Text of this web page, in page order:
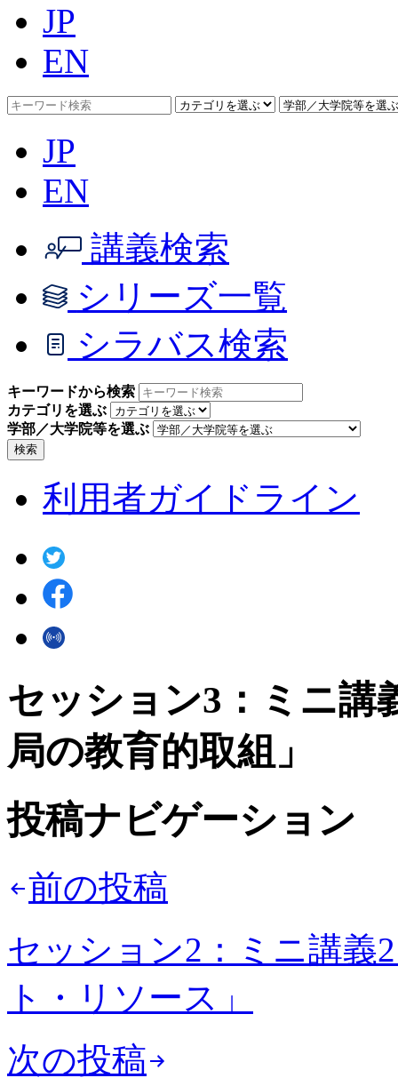
JP
EN
JP
EN
講義検索
シリーズ一覧
シラバス検索
キーワードから検索
カテゴリを選ぶ
学部／大学院等を選ぶ
検索
利用者ガイドライン
セッション3：ミニ講
局の教育的取組」
投稿ナビゲーション
前の投稿
セッション2：ミニ講義
ト・リソース」
次の投稿